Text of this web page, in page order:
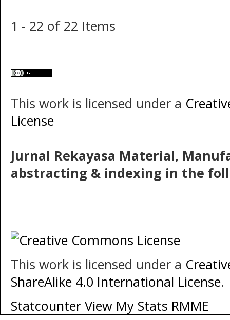
1 - 22 of 22 Items
This work is licensed under a
License
Jurnal Rekayasa Material,
abstracting & indexing in the
This work is licensed under a
ShareAlike 4.0 International License.
Statcounter View My Stats RMME